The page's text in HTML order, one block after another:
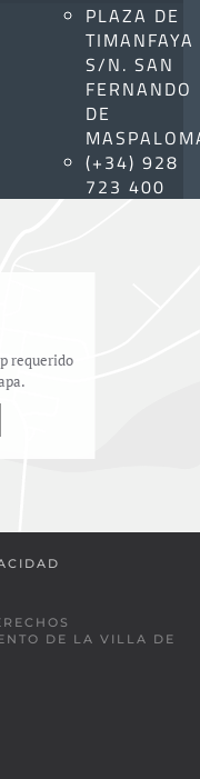
PLAZA DE
TIMANFAYA
S/N. SAN
FERNANDO
DE
(+34) 928
723 400
requerido
DE LA VILLA DE